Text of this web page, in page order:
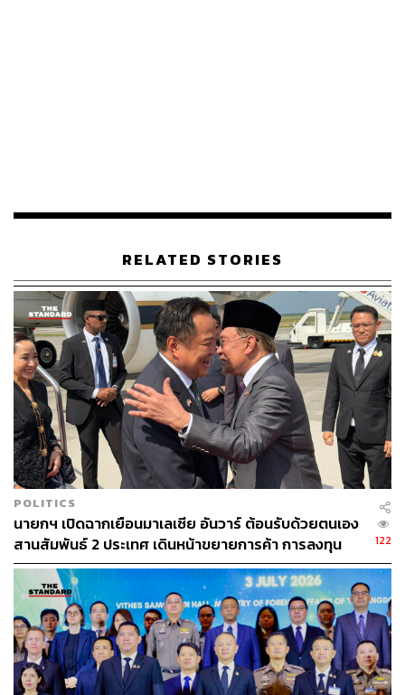
2. การคุ้มครองดูแลผู้เสียหายจากการค้ามนุษย์ ยังคงยึดหลัก
การให้ผู้เสียหายเป็นศูนย์กลาง (Victim-centered Approach)
และคำนึงถึงบาดแผลทางจิตใจ (Trauma-informed Care)
โดยบูรณาการความร่วมมือกับภาคประชาสังคมในการจัด
บริการและคุ้มครองช่วยเหลือผู้เสียหาย และ 3. การป้องกัน
ปัญหาการค้ามนุษย์ โดยเฉพาะการบริหารจัดการการทำงาน
ของแรงงานต่างด้าว 3 สัญชาติ ซึ่งภายใต้สถานการณ์โควิด
ได้มีการขยายเวลาอนุญาตให้สามารถอยู่ในราชอาณาจักร
และทำงานได้จนถึงวันที่ 31 มีนาคม 2022 จำนวน 240,572
คน ทำให้แรงงานได้รับการคุ้มครอง ได้รับสิทธิต่างๆ ตาม
กฎหมาย และลดความเสี่ยงตกเป็นเหยื่อการค้ามนุษย์
นอกจากนี้ยังมีการออกกฎหมายที่เกี่ยวข้องเพื่อยกระดับ
มาตรฐานการดูแลแรงงาน เช่น การยกระดับมาตรฐานที่พัก
อาศัย สิ่งอำนวยความสะดวกในเรือประมง และการอำนวย
ความสะดวกการออกหนังสือคนประจำเรือ อีกทั้งยังมีการฝึก
อบรมพัฒนาศักยภาพบุคลากรด้านการบังคับใช้กฎหมายที่
เกี่ยวข้องกับการป้องกันและปราบปรามการค้ามนุษย์ และ
การสร้างความตระหนักรู้ในกลุ่มเสี่ยงถูกแสวงหาประโยชน์
เพื่อป้องกันการค้ามนุษย์ผ่านช่องทางต่างๆ อย่างต่อเนื่อง
RELATED STORIES
POLITICS
นายกฯ เปิดฉากเยือนมาเลเซีย อันวาร์ ต้อนรับด้วยตนเอง
สานสัมพันธ์ 2 ประเทศ เดินหน้าขยายการค้า การลงทุน
และความร่วมมือ
122